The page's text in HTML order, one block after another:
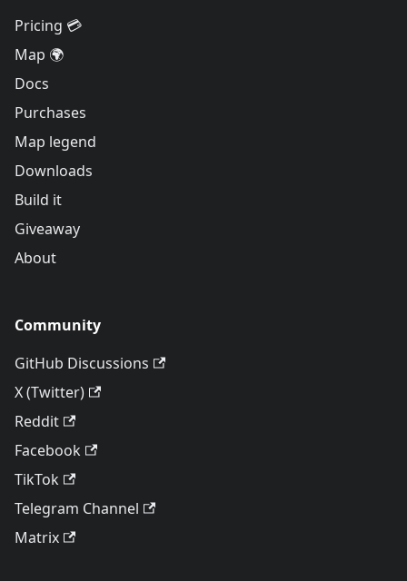
Pricing 💳
Map 🌍
Docs
Purchases
Map legend
Downloads
Build it
Giveaway
About
Community
GitHub Discussions
X (Twitter)
Reddit
Facebook
TikTok
Telegram Channel
Matrix